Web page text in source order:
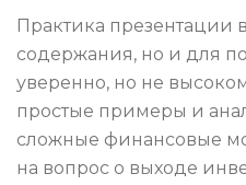
Практика презентации
содержания, но и для
уверенно, но не
простые примеры и
сложные финансовые
на вопрос о выходе